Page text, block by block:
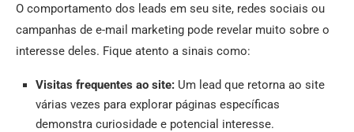
O comportamento dos leads em seu site, redes sociais ou
campanhas de e-mail marketing pode revelar muito sobre o
interesse deles. Fique atento a sinais como:
Visitas frequentes ao site: Um lead que retorna ao site
várias vezes para explorar páginas específicas
demonstra curiosidade e potencial interesse.